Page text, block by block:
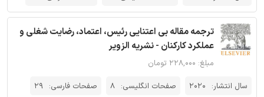
ترجمه مقاله بی اعتنایی رئیس، اعتماد، رضایت شغلی و
عملکرد کارکنان - نشریه الزویر
مبلغ: ۲۲۸,۰۰۰ تومان
سال انتشار: 2020 صفحات انگلیسی: 8 صفحات فارسی: 29